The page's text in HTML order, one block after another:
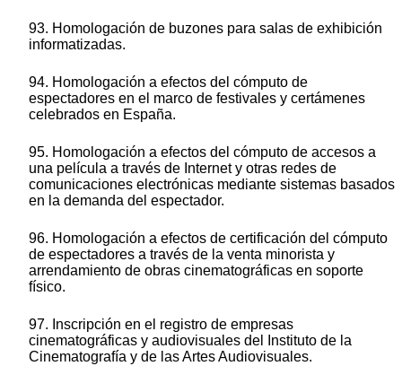
93. Homologación de buzones para salas de exhibición
informatizadas.
94. Homologación a efectos del cómputo de
espectadores en el marco de festivales y certámenes
celebrados en España.
95. Homologación a efectos del cómputo de accesos a
una película a través de Internet y otras redes de
comunicaciones electrónicas mediante sistemas basados
en la demanda del espectador.
96. Homologación a efectos de certificación del cómputo
de espectadores a través de la venta minorista y
arrendamiento de obras cinematográficas en soporte
físico.
97. Inscripción en el registro de empresas
cinematográficas y audiovisuales del Instituto de la
Cinematografía y de las Artes Audiovisuales.